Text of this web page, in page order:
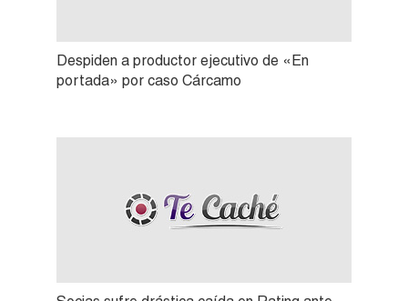
Despiden a productor ejecutivo de «En
portada» por caso Cárcamo